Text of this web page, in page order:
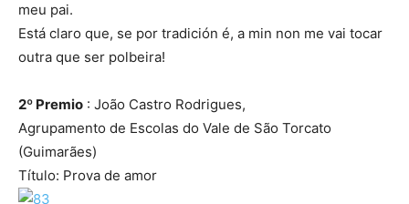
meu pai.
Está claro que, se por tradición é, a min non me vai tocar
outra que ser polbeira!
2º Premio : João Castro Rodrigues,
Agrupamento de Escolas do Vale de São Torcato
(Guimarães)
Título: Prova de amor